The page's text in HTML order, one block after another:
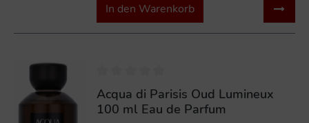
In den Warenkorb
Acqua di Parisis Oud Lumineux
100 ml Eau de Parfum